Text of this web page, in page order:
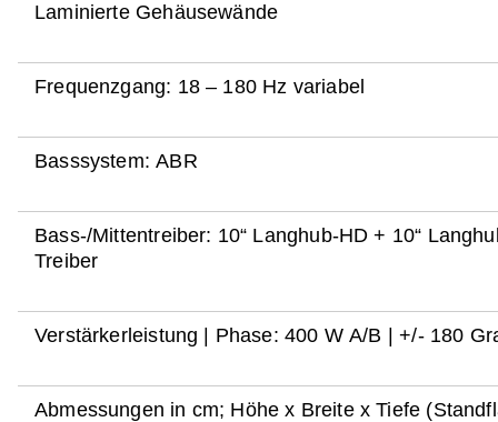
Laminierte Gehäusewände
Frequenzgang: 18 – 180 Hz variabel
Basssystem: ABR
Bass-/Mittentreiber: 10“ Langhub-HD + 10“ Langhub Carbon-
Treiber
Verstärkerleistung | Phase: 400 W A/B | +/- 180
Abmessungen in cm; Höhe x Breite x Tiefe (Standfläche): 39,1